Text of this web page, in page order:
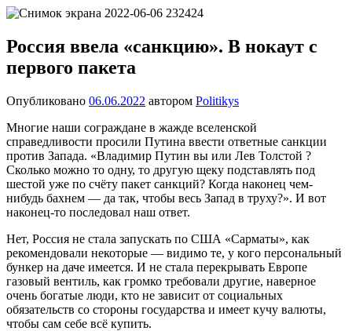
Перейти
содержимому
один
сайт
на
WordPress
Россия ввела «санкцию». В нокаут с
первого пакета
Опубликовано 06.06.2022 автором Politikys
Многие наши сограждане в жажде вселенской
справедливости просили Путина ввести ответные санкции
против Запада. «Владимир Путин вы или Лев Толстой ?
Сколько можно то одну, то другую щеку подставлять под
шестой уже по счёту пакет санкций? Когда наконец чем-
нибудь бахнем — да так, чтобы весь Запад в труху?». И вот
наконец-то последовал наш ответ.
Нет, Россия не стала запускать по США «Сарматы», как
рекомендовали некоторые — видимо те, у кого персональный
бункер на даче имеется. И не стала перекрывать Европе
газовый вентиль, как громко требовали другие, наверное
очень богатые люди, кто не зависит от социальных
обязательств со стороны государства и имеет кучу валюты,
чтобы сам себе всё купить.